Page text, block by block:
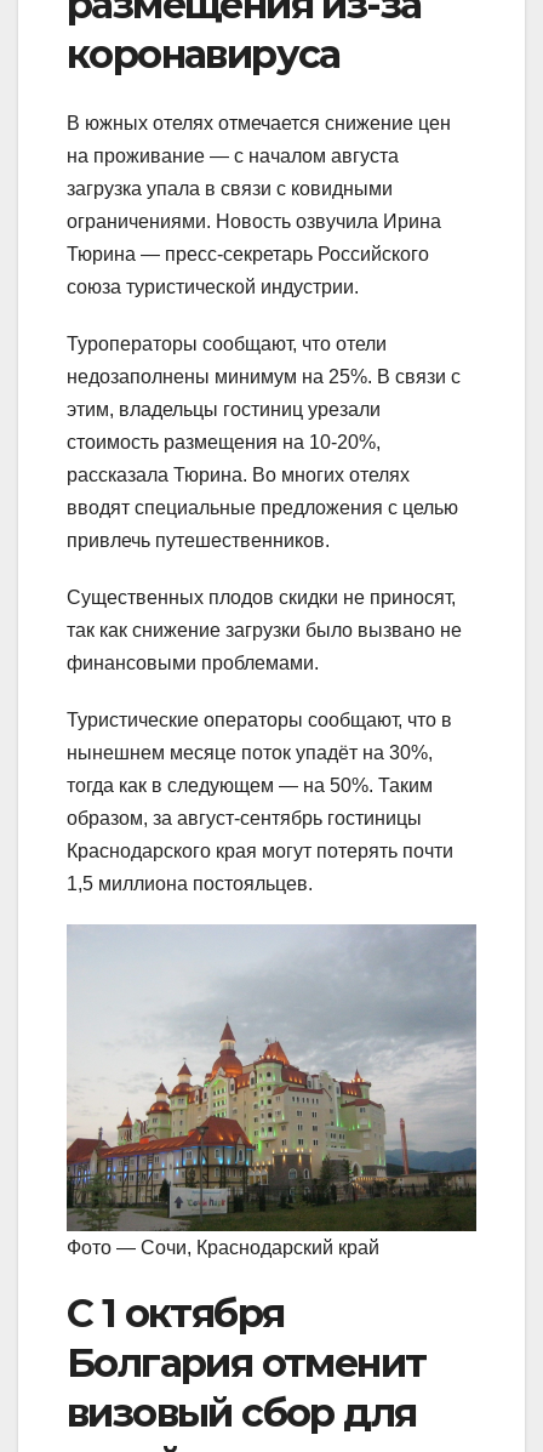
коронавируса
В южных отелях отмечается снижение цен
на проживание — с началом августа
загрузка упала в связи с ковидными
ограничениями. Новость озвучила Ирина
Тюрина — пресс-секретарь Российского
союза туристической индустрии.
Туроператоры сообщают, что отели
недозаполнены минимум на 25%. В связи с
этим, владельцы гостиниц урезали
стоимость размещения на 10-20%,
рассказала Тюрина. Во многих отелях
вводят специальные предложения с целью
привлечь путешественников.
Существенных плодов скидки не приносят,
так как снижение загрузки было вызвано не
финансовыми проблемами.
Туристические операторы сообщают, что в
нынешнем месяце поток упадёт на 30%,
тогда как в следующем — на 50%. Таким
образом, за август-сентябрь гостиницы
Краснодарского края могут потерять почти
1,5 миллиона постояльцев.
Фото — Сочи, Краснодарский край
С 1 октября
Болгария отменит
визовый сбор для